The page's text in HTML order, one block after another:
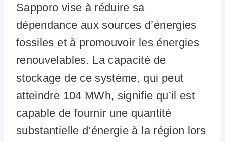
Sapporo vise à réduire sa
dépendance aux sources d’énergies
fossiles et à promouvoir les énergies
renouvelables. La capacité de
stockage de ce système, qui peut
atteindre 104 MWh, signifie qu’il est
capable de fournir une quantité
substantielle d’énergie à la région lors